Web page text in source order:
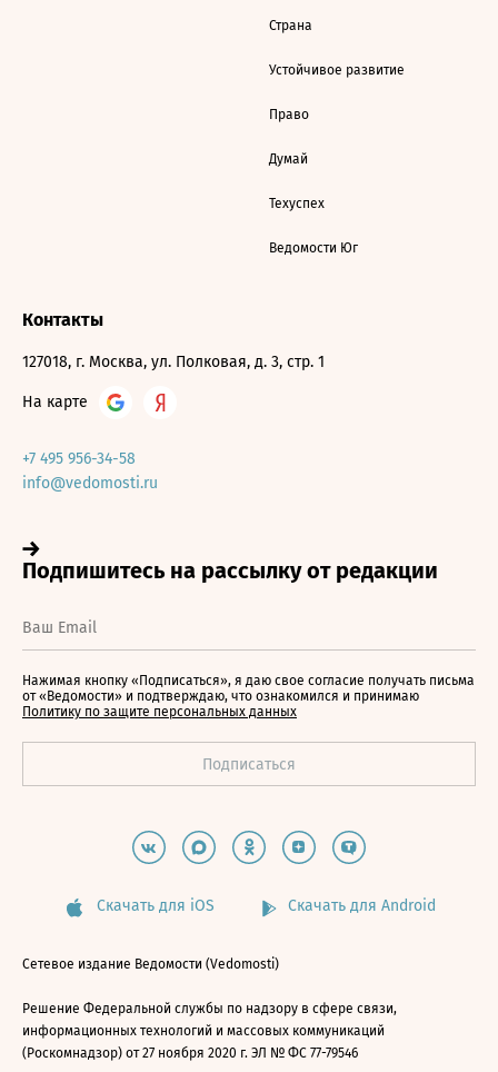
Страна
Устойчивое развитие
Право
Думай
Техуспех
Ведомости Юг
Контакты
127018, г. Москва, ул. Полковая, д. 3, стр. 1
На карте
+7 495 956-34-58
info@vedomosti.ru
Нажимая кнопку «Подписаться», я даю свое согласие получать письма
от «Ведомости» и подтверждаю, что ознакомился и принимаю
Политику по защите персональных данных
Скачать для iOS Скачать для Android
Сетевое издание Ведомости (Vedomosti)
Решение Федеральной службы по надзору в сфере связи,
информационных технологий и массовых коммуникаций
(Роскомнадзор) от 27 ноября 2020 г. ЭЛ № ФС 77-79546